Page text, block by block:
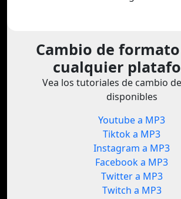
Cambio de
cualquier
Vea los tutoriales de cambio
disponibles
Youtube a MP3
Tiktok a MP3
Instagram a MP3
Facebook a MP3
Twitter a MP3
Twitch a MP3